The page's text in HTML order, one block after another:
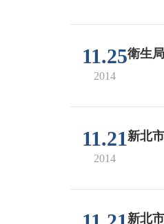
11.25
2014
衛生
11.21
2014
新北
新北